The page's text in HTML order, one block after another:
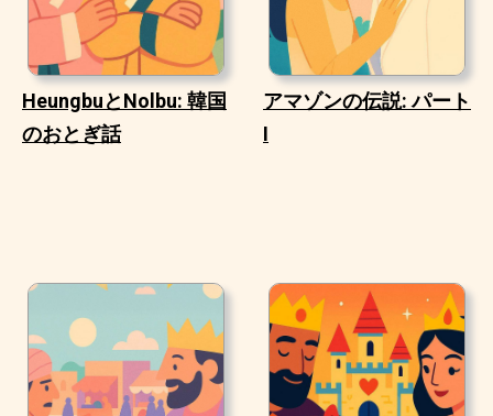
HeungbuとNolbu: 韓国
のおとぎ話
アマゾンの伝説: パート
I